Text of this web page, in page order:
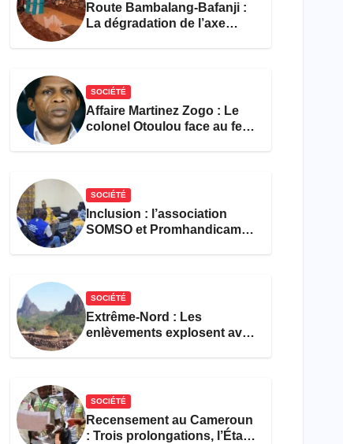
Route Bambalang-Bafanji :
La dégradation de l’axe
SOCIÉTÉ
Affaire Martinez Zogo : Le
colonel Otoulou face au feu
SOCIÉTÉ
Inclusion : l’association
SOMSO et Promhandicam
SOCIÉTÉ
Extrême-Nord : Les
enlèvements explosent avec
SOCIÉTÉ
Recensement au Cameroun
: Trois prolongations, l’État